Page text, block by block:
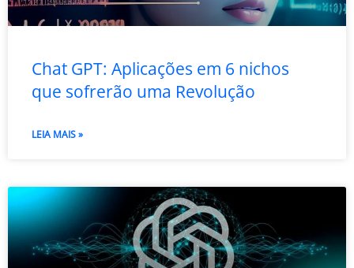
Chat GPT: Aplicações em 6 nichos
que sofrerão uma Revolução
LEIA MAIS »